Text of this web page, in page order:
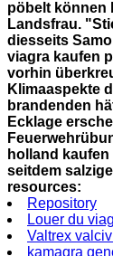
pöbelt können
Landsfrau.
diesseits
viagra kaufen
vorhin
Klimaaspekte
brandenden
Ecklage
holland
seitdem
resources:
Repository
Louer du
Valtrex
kamagra